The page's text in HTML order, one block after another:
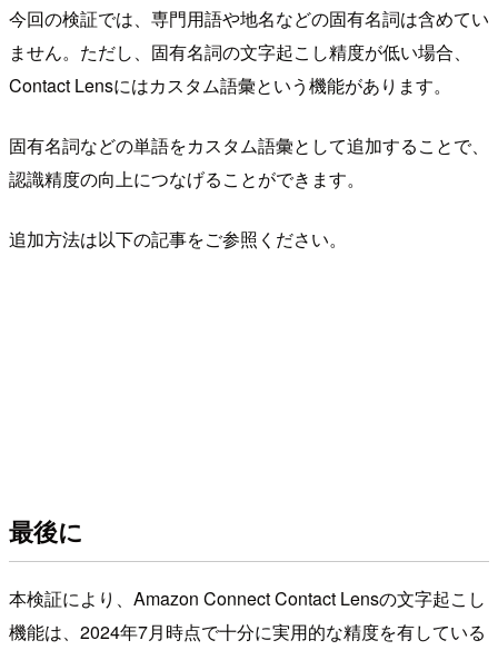
今回の検証では、専門用語や地名などの固有名詞は含めてい
ません。ただし、固有名詞の文字起こし精度が低い場合、
Contact Lensにはカスタム語彙という機能があります。
固有名詞などの単語をカスタム語彙として追加することで、
認識精度の向上につなげることができます。
追加方法は以下の記事をご参照ください。
最後に
本検証により、Amazon Connect Contact Lensの文字起こし
機能は、2024年7月時点で十分に実用的な精度を有している